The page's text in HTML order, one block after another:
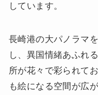
しています。
長崎港の大パノラマ
し、異国情緒あふれ
所が花々で彩られて
も絵になる空間が広